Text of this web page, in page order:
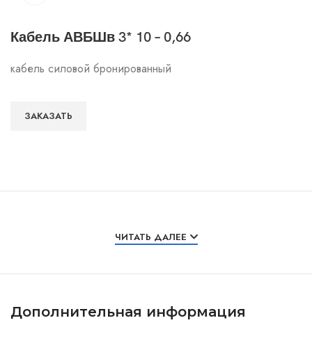
Кабель АВБШв 3* 10 – 0,66
кабель силовой бронированный
ЗАКАЗАТЬ
ЧИТАТЬ ДАЛЕЕ
Дополнительная информация